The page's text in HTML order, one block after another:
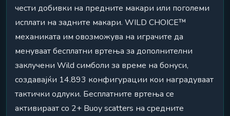
чести добивки на предните макари или поголеми
исплати на задните макари. WILD CHOICE™
механиката им овозможува на играчите да
менуваат бесплатни вртења за дополнителни
заклучени Wild симболи за време на бонуси,
создавајќи 14.893 конфигурации кои наградуваат
тактички одлуки. Бесплатните вртења се
активираат со 2+ Buoy scatters на средните